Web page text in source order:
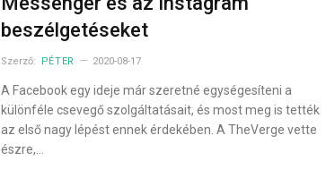
beszélgetéseket
Szerző: PÉTER 2020-08-17
A Facebook egy ideje már szeretné egységesíteni a
különféle csevegő szolgáltatásait, és most meg is tették
az első nagy lépést ennek érdekében. A TheVerge vette
észre,…